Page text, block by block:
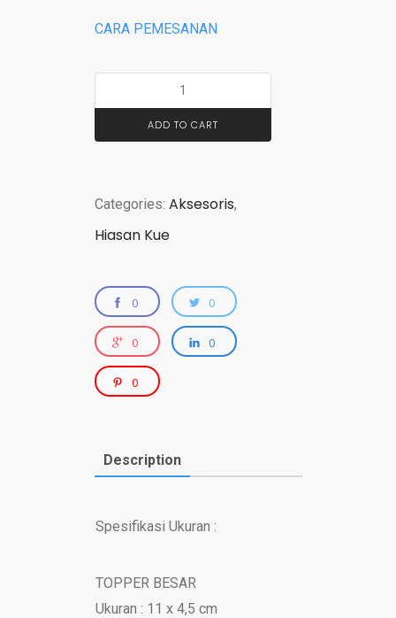
CARA PEMESANAN
ADD TO CART
Categories: Aksesoris,
Hiasan Kue
0 0
0 0
0
Description
Spesifikasi Ukuran :
TOPPER BESAR
Ukuran : 11 x 4,5 cm